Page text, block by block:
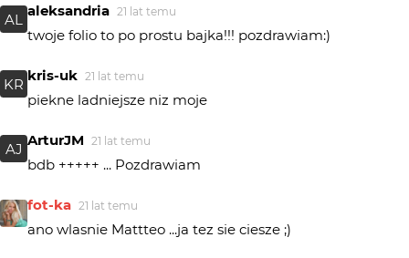
AL
aleksandria 21 lat temu
twoje folio to po prostu bajka!!! pozdrawiam:)
KR
kris-uk 21 lat temu
piekne ladniejsze niz moje
AJ
ArturJM 21 lat temu
bdb +++++ ... Pozdrawiam
fot-ka 21 lat temu
ano wlasnie Mattteo ...ja tez sie ciesze ;)